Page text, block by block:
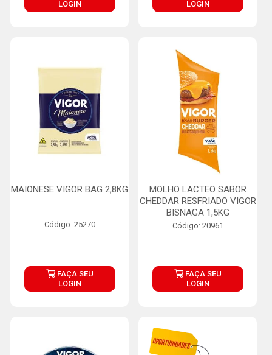
LOGIN
LOGIN
MAIONESE VIGOR BAG 2,8KG
Código: 25270
FAÇA SEU
LOGIN
MOLHO LACTEO SABOR
CHEDDAR RESFRIADO VIGOR
BISNAGA 1,5KG
Código: 20961
FAÇA SEU
LOGIN